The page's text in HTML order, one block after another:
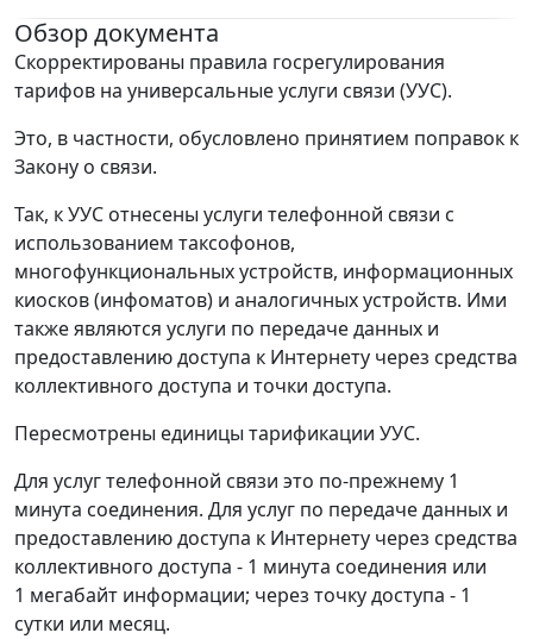
Обзор документа
Скорректированы правила госрегулирования
тарифов на универсальные услуги связи (УУС).
Это, в частности, обусловлено принятием поправок к
Закону о связи.
Так, к УУС отнесены услуги телефонной связи с
использованием таксофонов,
многофункциональных устройств, информационных
киосков (инфоматов) и аналогичных устройств. Ими
также являются услуги по передаче данных и
предоставлению доступа к Интернету через средства
коллективного доступа и точки доступа.
Пересмотрены единицы тарификации УУС.
Для услуг телефонной связи это по-прежнему 1
минута соединения. Для услуг по передаче данных и
предоставлению доступа к Интернету через средства
коллективного доступа - 1 минута соединения или
1 мегабайт информации; через точку доступа - 1
сутки или месяц.